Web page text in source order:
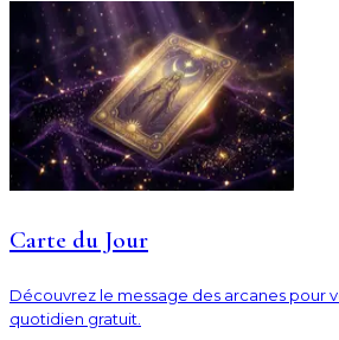
Carte du Jour
Découvrez le message des arcanes pour
quotidien gratuit.